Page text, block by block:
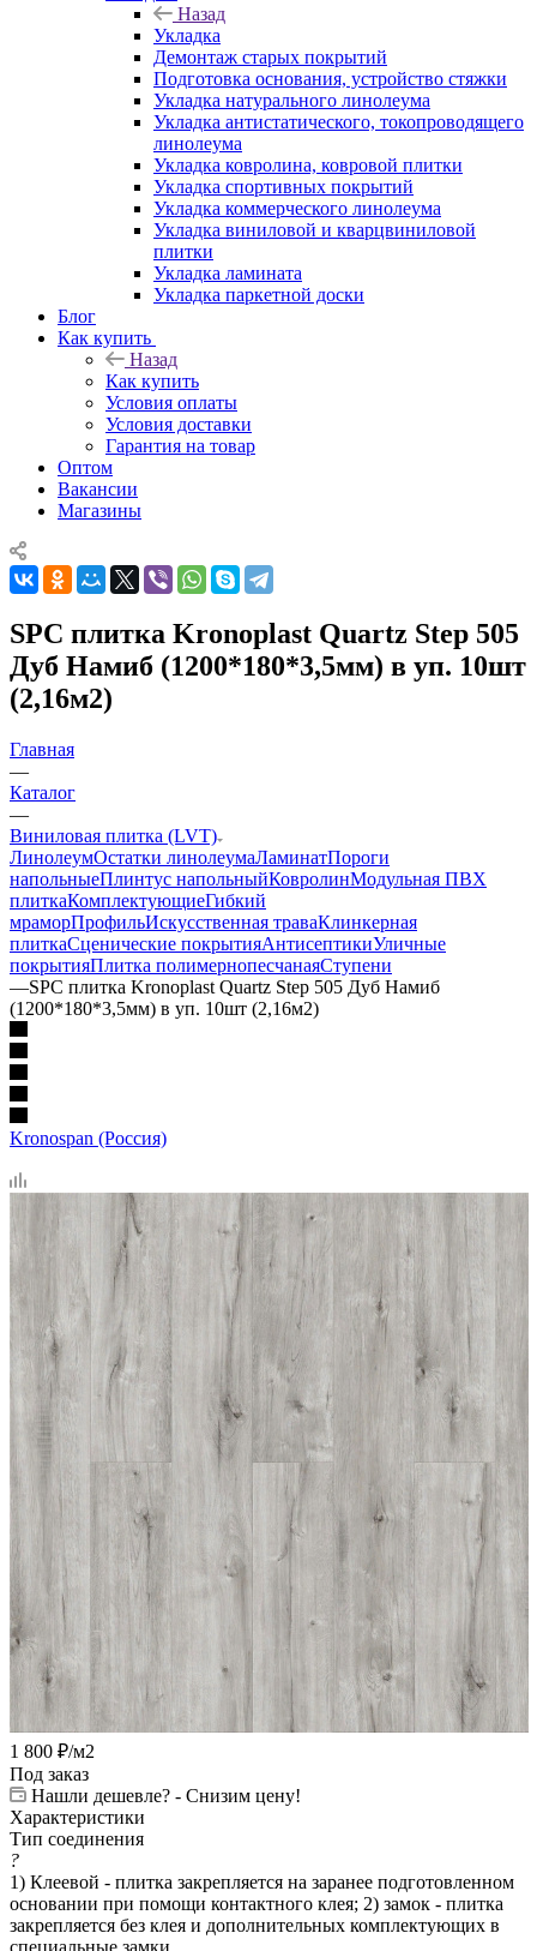
Назад
Укладка
Демонтаж старых покрытий
Подготовка основания, устройство стяжки
Укладка натурального линолеума
Укладка антистатического, токопроводящего
линолеума
Укладка ковролина, ковровой плитки
Укладка спортивных покрытий
Укладка коммерческого линолеума
Укладка виниловой и кварцвиниловой
плитки
Укладка ламината
Укладка паркетной доски
Блог
Как купить
Назад
Как купить
Условия оплаты
Условия доставки
Гарантия на товар
Оптом
Вакансии
Магазины
SPC плитка Kronoplast Quartz Step 505
Дуб Намиб (1200*180*3,5мм) в уп. 10шт
(2,16м2)
Главная
—
Каталог
—
Виниловая плитка (LVT)
ЛинолеумОстатки линолеумаЛаминатПороги
напольныеПлинтус напольныйКовролинМодульная ПВХ
плиткаКомплектующиеГибкий
мраморПрофильИскусственная траваКлинкерная
плиткаСценические покрытияАнтисептикиУличные
покрытияПлитка полимернопесчанаяСтупени
—SPC плитка Kronoplast Quartz Step 505 Дуб Намиб
(1200*180*3,5мм) в уп. 10шт (2,16м2)
Kronospan (Россия)
1 800 ₽/м2
Под заказ
Нашли дешевле? - Снизим цену!
Характеристики
Тип соединения
?
1) Клеевой - плитка закрепляется на заранее подготовленном
основании при помощи контактного клея; 2) замок - плитка
закрепляется без клея и дополнительных комплектующих в
специальные замки.